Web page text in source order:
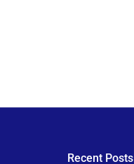
Recent Posts